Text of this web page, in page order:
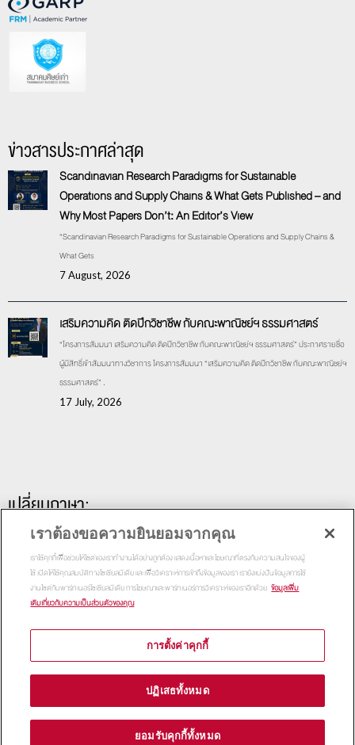
ข่าวสารประกาศล่าสุด
Scandinavian Research Paradigms for Sustainable
Operations and Supply Chains & What Gets Published – and
Why Most Papers Don’t: An Editor’s View
“Scandinavian Research Paradigms for Sustainable Operations and Supply Chains &
What Gets
7 August, 2026
เสริมความคิด ติดปีกวิชาชีพ กับคณะพาณิชย์ฯ ธรรมศาสตร์
“โครงการสัมมนา เสริมความคิด ติดปีกวิชาชีพ กับคณะพาณิชย์ฯ ธรรมศาสตร์” ประกาศรายชื่อ
ผู้มีสิทธิ์เข้าสัมมนาทางวิชาการ โครงการสัมมนา “เสริมความคิด ติดปีกวิชาชีพ กับคณะพาณิชย์ฯ
ธรรมศาสตร์” .
17 July, 2026
เปลี่ยนภาษา:
Copyright 2015Thammasat Business School | All Rights
Reserved
เราต้องขอความยินยอมจากคุณ
เราใช้คุกกี้เพื่อช่วยให้ไซต์ของเราทำงานได้อย่างถูกต้อง แสดงเนื้อหาและโฆษณาที่ตรงกับความสนใจของผู้
ใช้ เปิดให้ใช้คุณสมบัติทางโซเชียลมีเดีย และเพื่อวิเคราะห์การเข้าถึงข้อมูลของเรา เรายังแบ่งปันข้อมูลการใช้
งานไซต์กับพาร์ทเนอร์โซเชียลมีเดีย การโฆษณาและพาร์ทเนอร์การวิเคราะห์ของเราอีกด้วย ข้อมูลเพิ่ม
เติมเกี่ยวกับความเป็นส่วนตัวของคุณ
การตั้งค่าคุกกี้
ปฏิเสธทั้งหมด
ยอมรับคุกกี้ทั้งหมด